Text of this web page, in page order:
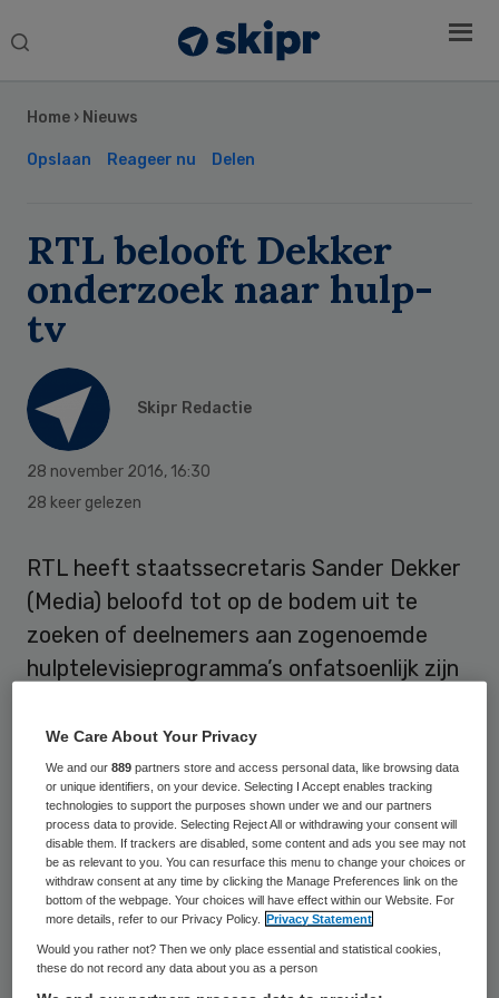
Search
Home › Nieuws
Opslaan Reageer nu Delen
RTL belooft Dekker
onderzoek naar hulp-
tv
Skipr Redactie
28 november 2016, 16:30
28 keer gelezen
RTL heeft staatssecretaris Sander Dekker
(Media) beloofd tot op de bodem uit te
zoeken of deelnemers aan zogenoemde
hulptelevisieprogramma’s onfatsoenlijk zijn
vertrouwen in RTL, dat hij kent als een
redelijk mediabedrijf dat “heel betrokken is
bij de gevoelens in Nederland”.
RTL ligt onder vuur sinds NRC Handelsblad
vorige week in een reeks artikelen aan de
kaak stelde dat het Luxemburgse concern
het niet zo nauw zou nemen met de
belangen van deelnemers aan programma’s
Sidebar
We Care About Your Privacy
We and our889 partners store and access personal data, like browsing data
or unique identifiers, on your device. Selecting I Accept enables tracking
technologies to support the purposes shown under we and our partners
process data to provide. Selecting Reject All or withdrawing your consent will
disable them. If trackers are disabled, some content and ads you see may not
be as relevant to you. You can resurface this menu to change your choices or
withdraw consent at any time by clicking the Manage Preferences link on the
bottom of the webpage. Your choices will have effect within our Website. For
more details, refer to our Privacy Policy.
Privacy Statement
Would you rather not? Then we only place essential and statistical cookies,
these do not record any data about you as a person